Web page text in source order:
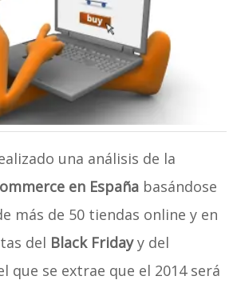
una análisis de la
en Españabasándose
más de 50 tiendas online y en
del Black Fridayy del
que se extrae que el 2014 será